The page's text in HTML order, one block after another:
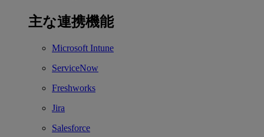
主な連携機能
Microsoft Intune
ServiceNow
Freshworks
Jira
Salesforce